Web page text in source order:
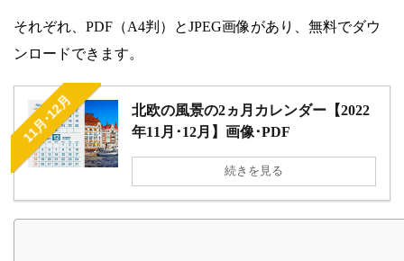
それぞれ、PDF（A4判）とJPEG画像があり、無料でダウ
ンロードできます。
11月･12月
北欧の風景の2ヵ月カレンダー【2022
年11月･12月】画像･PDF
続きを見る